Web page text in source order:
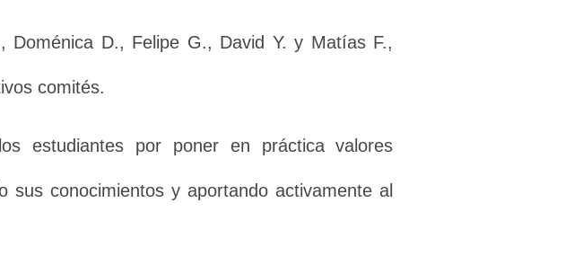
Doménica D., Felipe G., David Y. y Matías F.,
comités.
estudiantes por poner en práctica valores
sus conocimientos y aportando activamente al